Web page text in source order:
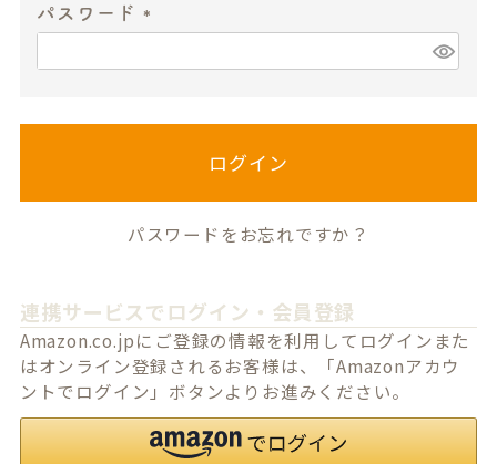
パスワード
必
ログイン
パスワードをお忘れですか？
連携サービスでログイン・会員登録
Amazon.co.jpにご登録の情報を利用してログインまた
はオンライン登録されるお客様は、「Amazonアカウ
ントでログイン」ボタンよりお進みください。